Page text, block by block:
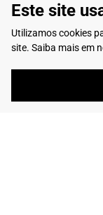
Este site
Utilizamos cookies
site. Saiba mais em
Telefone: (16) 2103-
Whatsapp: (16) 99195-